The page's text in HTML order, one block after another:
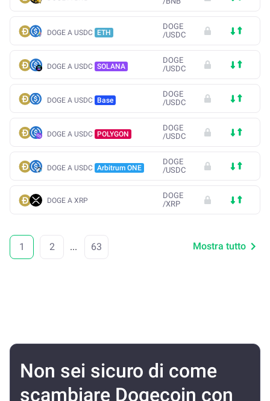
DOGE A USDC ETH
DOGE
/USDC
DOGE A USDC SOLANA
DOGE
/USDC
DOGE A USDC Base
DOGE
/USDC
DOGE A USDC POLYGON
DOGE
/USDC
DOGE A USDC Arbitrum ONE
DOGE
/USDC
DOGE A XRP
DOGE
/XRP
1 2 ... 63 Mostra tutto
Non sei sicuro di come
scambiare Dogecoin con